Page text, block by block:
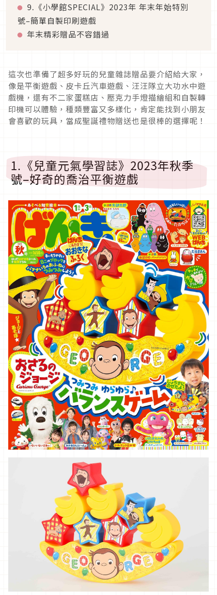
9.《小學館SPECIAL》2023年 年末年始特別
號–簡單自製印刷遊戲
年末精彩贈品不容錯過
這次也準備了超多好玩的兒童雜誌贈品要介紹給大家，
像是平衡遊戲、皮卡丘汽車遊戲、汪汪隊立大功水中遊
戲機，還有不二家蛋糕店、壓克力手燈描繪組和自製轉
印機可以體驗，種類豐富又多樣化，肯定能找到小朋友
會喜歡的玩具，當成聖誕禮物贈送也是很棒的選擇呢！
1.《兒童元氣學習誌》2023年秋季
號–好奇的喬治平衡遊戲